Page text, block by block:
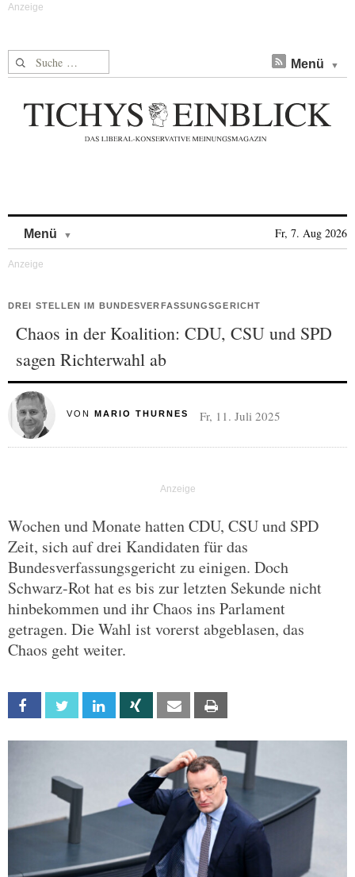
Suche nach: Menü
Menü Fr, 7. Aug 2026
DREI STELLEN IM BUNDESVERFASSUNGSGERICHT
Chaos in der Koalition: CDU, CSU und SPD
sagen Richterwahl ab
VON MARIO THURNES Fr, 11. Juli 2025
Wochen und Monate hatten CDU, CSU und SPD
Zeit, sich auf drei Kandidaten für das
Bundesverfassungsgericht zu einigen. Doch
Schwarz-Rot hat es bis zur letzten Sekunde nicht
hinbekommen und ihr Chaos ins Parlament
getragen. Die Wahl ist vorerst abgeblasen, das
Chaos geht weiter.
Facebook Twitter Linkedin Xing Email